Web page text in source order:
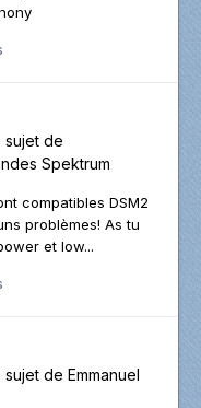
sujet de
Spektrum
compatibles DSM2
problèmes! As tu
et low...
sujet de Emmanuel